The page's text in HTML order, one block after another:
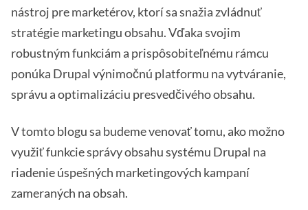
nástroj pre marketérov, ktorí sa snažia zvládnuť
stratégie marketingu obsahu. Vďaka svojim
robustným funkciám a prispôsobiteľnému rámcu
ponúka Drupal výnimočnú platformu na vytváranie,
správu a optimalizáciu presvedčivého obsahu.
V tomto blogu sa budeme venovať tomu, ako možno
využiť funkcie správy obsahu systému Drupal na
riadenie úspešných marketingových kampaní
zameraných na obsah.